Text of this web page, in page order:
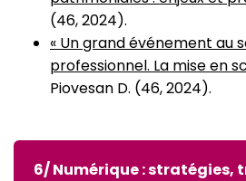
(46, 2024).
« Un grand événement au
professionnel. La mise en
Piovesan D. (46, 2024).
6/ Numérique : stratégies,